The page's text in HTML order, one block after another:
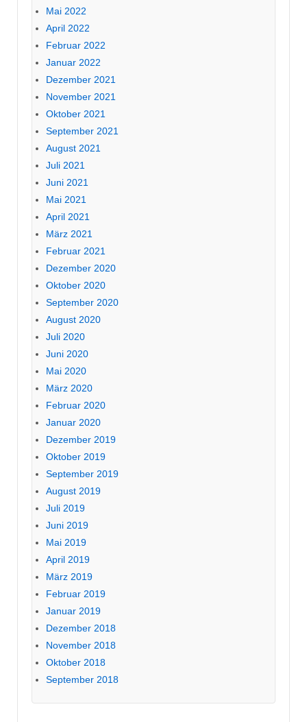
Mai 2022
April 2022
Februar 2022
Januar 2022
Dezember 2021
November 2021
Oktober 2021
September 2021
August 2021
Juli 2021
Juni 2021
Mai 2021
April 2021
März 2021
Februar 2021
Dezember 2020
Oktober 2020
September 2020
August 2020
Juli 2020
Juni 2020
Mai 2020
März 2020
Februar 2020
Januar 2020
Dezember 2019
Oktober 2019
September 2019
August 2019
Juli 2019
Juni 2019
Mai 2019
April 2019
März 2019
Februar 2019
Januar 2019
Dezember 2018
November 2018
Oktober 2018
September 2018